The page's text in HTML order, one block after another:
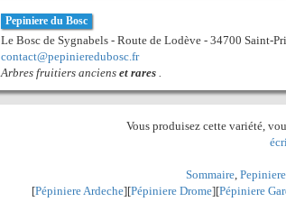
Pepiniere du Bosc
Le Bosc de Sygnabels - Route de Lodève - 34700 Saint-
contact@pepinieredubosc.fr
Arbres fruitiers anciens et rares .
Vous produisez cette variété,
Sommaire,
[Pépiniere Ardeche][Pépiniere Drome][Pépiniere